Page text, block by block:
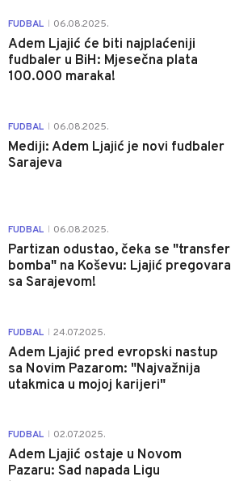
FUDBAL 06.08.2025.
Adem Ljajić će biti najplaćeniji
fudbaler u BiH: Mjesečna plata
100.000 maraka!
FUDBAL 06.08.2025.
Mediji: Adem Ljajić je novi fudbaler
Sarajeva
FUDBAL 06.08.2025.
Partizan odustao, čeka se "transfer
bomba" na Koševu: Ljajić pregovara
sa Sarajevom!
FUDBAL 24.07.2025.
Adem Ljajić pred evropski nastup
sa Novim Pazarom: "Najvažnija
utakmica u mojoj karijeri"
FUDBAL 02.07.2025.
Adem Ljajić ostaje u Novom
Pazaru: Sad napada Ligu